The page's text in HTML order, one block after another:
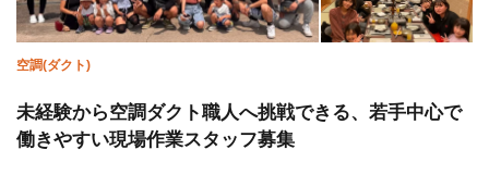
空調(ダクト)
未経験から空調ダクト職人へ挑戦できる、若手中心で
働きやすい現場作業スタッフ募集